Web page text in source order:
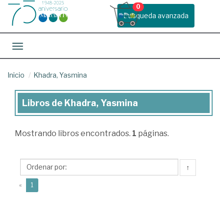
Busqueda avanzada
0
Toggle navigation
Inicio Khadra, Yasmina
Libros
Khadra,
Libros de Khadra, Yasmina
Mostrando libros encontrados. 1 páginas.
↑
« 1